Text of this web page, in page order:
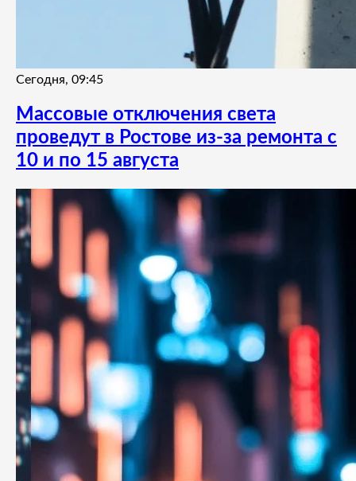
Сегодня, 09:45
Массовые отключения света
проведут в Ростове из-за ремонта с
10 и по 15 августа